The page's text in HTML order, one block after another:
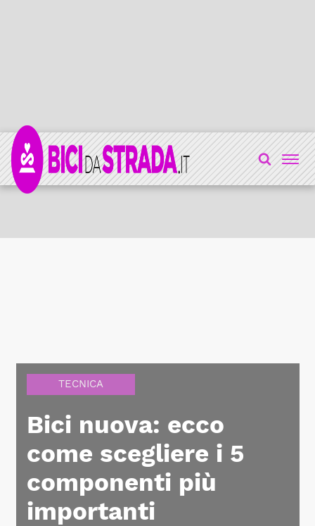
TECNICA
Bici nuova: ecco
come scegliere i 5
componenti più
importanti